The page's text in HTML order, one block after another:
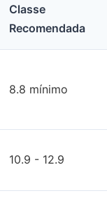
Classe
Recomendada
8.8 mínimo
10.9 - 12.9